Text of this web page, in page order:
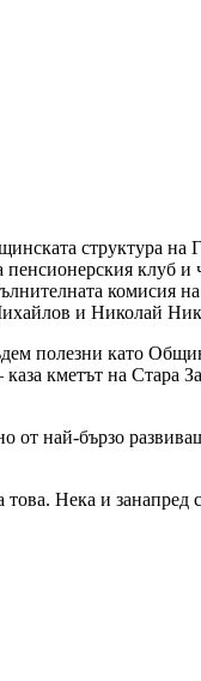
структура на
клуб
комисия
и Николай
полезни като
кметът на Стара
най-бързо
Нека и